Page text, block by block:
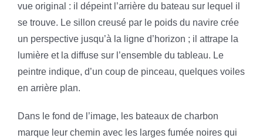
vue original : il dépeint l’arrière du bateau sur lequel il
se trouve. Le sillon creusé par le poids du navire crée
un perspective jusqu’à la ligne d’horizon ; il attrape la
lumière et la diffuse sur l’ensemble du tableau. Le
peintre indique, d’un coup de pinceau, quelques voiles
en arrière plan.
Dans le fond de l’image, les bateaux de charbon
marque leur chemin avec les larges fumée noires qui